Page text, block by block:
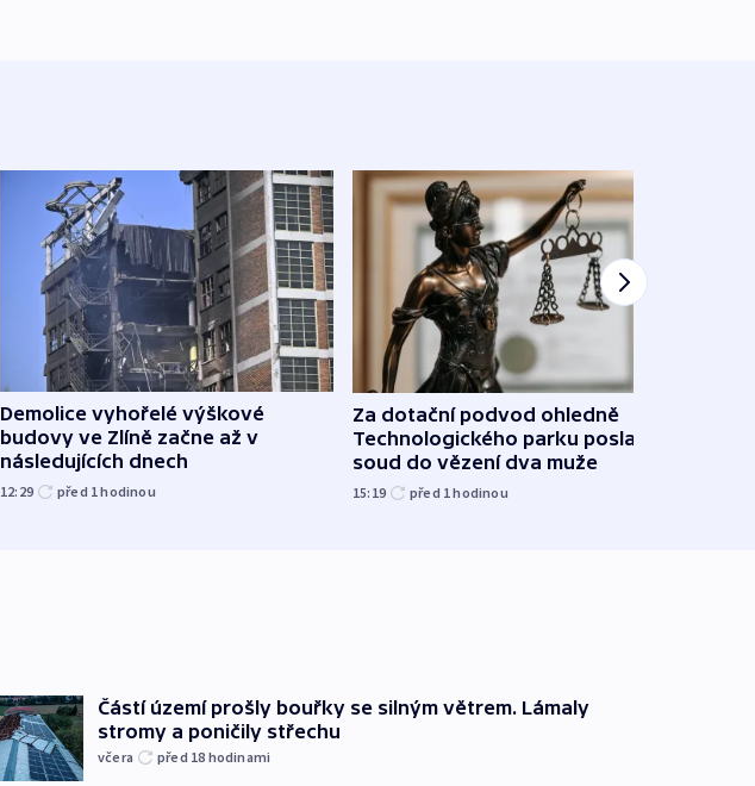
Demolice vyhořelé výškové
budovy ve Zlíně začne až v
následujících dnech
12:29 před 1hodinou
Za dotační podvod ohledně
Technologického parku poslal
soud do vězení dva muže
15:19 před 1hodinou
Částí území prošly bouřky se silným větrem. Lámaly
stromy a poničily střechu
včera před 18 hodinami